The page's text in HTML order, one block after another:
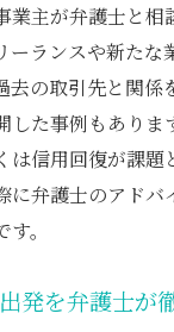
業主が弁護士と相
ーランスや新たな
去の取引先と関係
した事例もありま
は信用回復が課題
に弁護士のアドバ
。
発を弁護士が